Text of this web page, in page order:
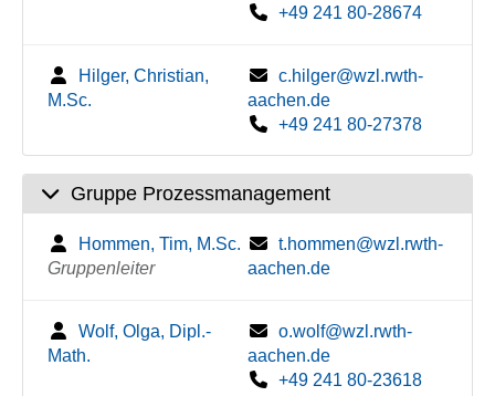
+49 241 80-28674
Hilger, Christian,
M.Sc.
c.hilger@wzl.rwth-
aachen.de
+49 241 80-27378
Gruppe Prozessmanagement
Hommen, Tim, M.Sc.
Gruppenleiter
t.hommen@wzl.rwth-
aachen.de
Wolf, Olga, Dipl.-
Math.
o.wolf@wzl.rwth-
aachen.de
+49 241 80-23618